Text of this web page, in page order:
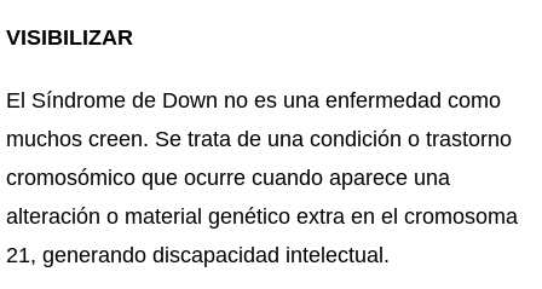
VISIBILIZAR
El Síndrome de Down no es una enfermedad como
muchos creen. Se trata de una condición o trastorno
cromosómico que ocurre cuando aparece una
alteración o material genético extra en el cromosoma
21, generando discapacidad intelectual.